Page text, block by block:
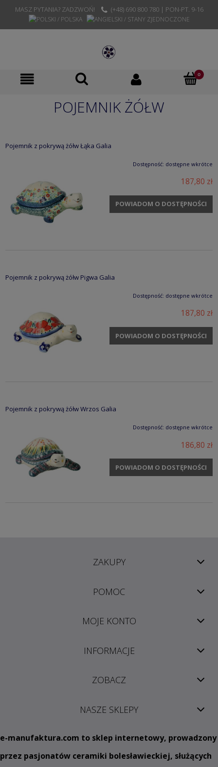
MASZ PYTANIA? ZADZWOŃ! (+48) 690 800 780 | PON-PT. 9-16
POJEMNIK ŻÓŁW
Pojemnik z pokrywą żółw Łąka Galia
Dostępność: dostępne wkrótce
187,80 zł
POWIADOM O DOSTĘPNOŚCI
Pojemnik z pokrywą żółw Pigwa Galia
Dostępność: dostępne wkrótce
187,80 zł
POWIADOM O DOSTĘPNOŚCI
Pojemnik z pokrywą żółw Wrzos Galia
Dostępność: dostępne wkrótce
186,80 zł
POWIADOM O DOSTĘPNOŚCI
ZAKUPY
POMOC
MOJE KONTO
INFORMACJE
ZOBACZ
NASZE SKLEPY
e-manufaktura.com to sklep internetowy, prowadzony
przez pasjonatów ceramiki bolesławieckiej, służących